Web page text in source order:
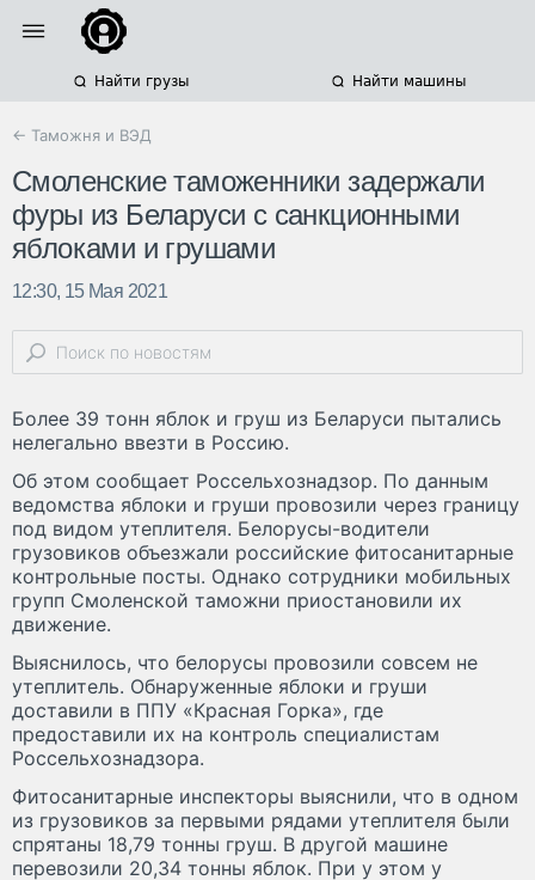
Найти грузы Найти машины
← Таможня и ВЭД
Смоленские таможенники задержали
фуры из Беларуси с санкционными
яблоками и грушами
12:30, 15 Мая 2021
Более 39 тонн яблок и груш из Беларуси пытались
нелегально ввезти в Россию.
Об этом сообщает Россельхознадзор. По данным
ведомства яблоки и груши провозили через границу
под видом утеплителя. Белорусы-водители
грузовиков объезжали российские фитосанитарные
контрольные посты. Однако сотрудники мобильных
групп Смоленской таможни приостановили их
движение.
Выяснилось, что белорусы провозили совсем не
утеплитель. Обнаруженные яблоки и груши
доставили в ППУ «Красная Горка», где
предоставили их на контроль специалистам
Россельхознадзора.
Фитосанитарные инспекторы выяснили, что в одном
из грузовиков за первыми рядами утеплителя были
спрятаны 18,79 тонны груш. В другой машине
перевозили 20,34 тонны яблок. При у этом у